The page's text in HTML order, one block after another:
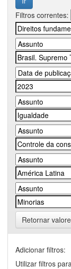
Filtros correntes:
Retornar
Adicionar filtros:
Utilizar filtros